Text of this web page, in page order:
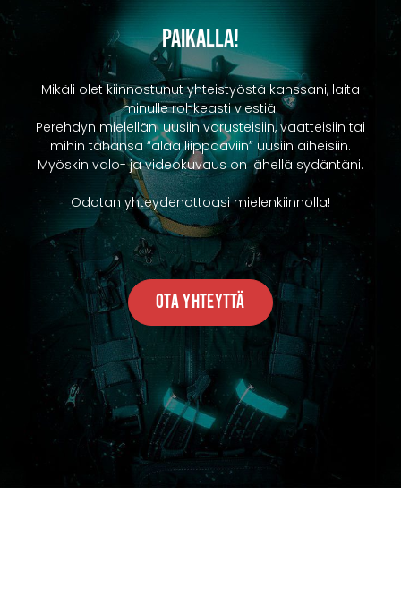
Paikalla!
Mikäli olet kiinnostunut yhteistyöstä kanssani, laita
minulle rohkeasti viestiä!
Perehdyn mielelläni uusiin varusteisiin, vaatteisiin tai
mihin tahansa “alaa liippaaviin” uusiin aiheisiin.
Myöskin valo- ja videokuvaus on lähellä sydäntäni.
Odotan yhteydenottoasi mielenkiinnolla!
Ota Yhteyttä